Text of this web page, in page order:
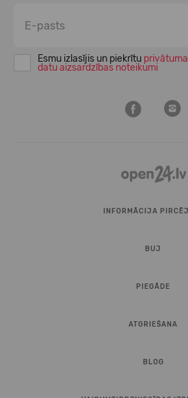
Esmu izlasījis un piekrītu
datu aizsardzības noteikumi
INFORMĀCIJA
BUJ
PIEGĀDE
ATGRIEŠANA
BLOG